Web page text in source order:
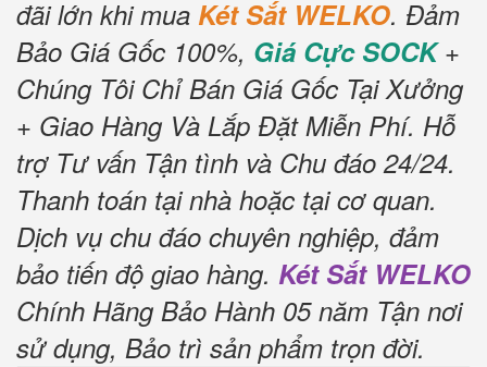
đãi lớn khi mua Két Sắt WELKO. Đảm
Bảo Giá Gốc 100%, Giá Cực SOCK+
Chúng Tôi Chỉ Bán Giá Gốc Tại Xưởng
+ Giao Hàng Và Lắp Đặt Miễn Phí. Hỗ
trợ Tư vấn Tận tình và Chu đáo 24/24.
Thanh toán tại nhà hoặc tại cơ quan.
Dịch vụ chu đáo chuyên nghiệp, đảm
bảo tiến độ giao hàng. Két Sắt WELKO
Chính Hãng Bảo Hành 05 năm Tận nơi
sử dụng, Bảo trì sản phẩm trọn đời.